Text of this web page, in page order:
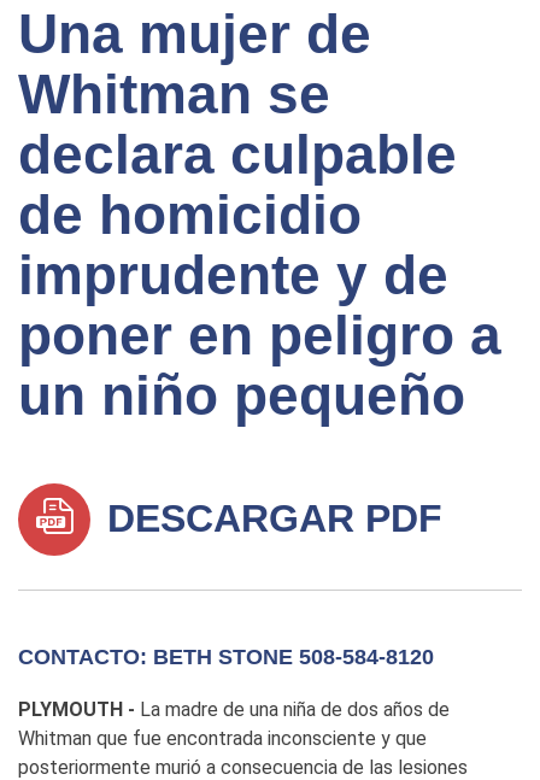
Una mujer de
Whitman se
declara culpable
de homicidio
imprudente y de
poner en peligro a
un niño pequeño
DESCARGAR PDF
CONTACTO: BETH STONE 508-584-8120
PLYMOUTH - La madre de una niña de dos años de
Whitman que fue encontrada inconsciente y que
posteriormente murió a consecuencia de las lesiones